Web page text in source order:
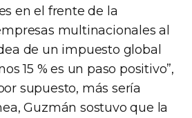
en el frente de la
multinacionales al
de un impuesto global
15 % es un paso positivo”,
supuesto, más sería
Guzmán sostuvo que la